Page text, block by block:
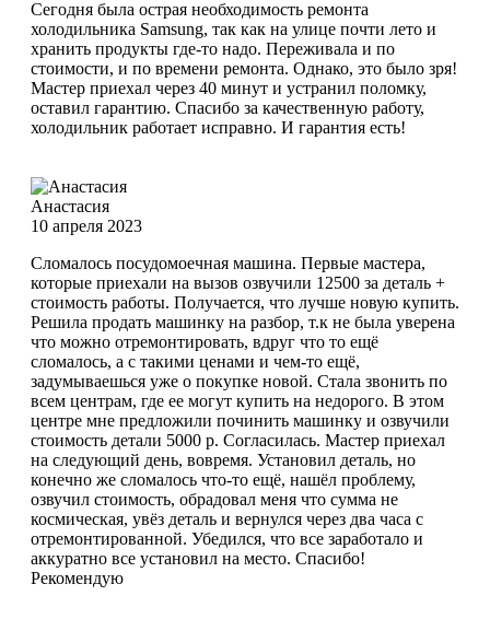
Сегодня была острая необходимость ремонта
холодильника Samsung, так как на улице почти лето и
хранить продукты где-то надо. Переживала и по
стоимости, и по времени ремонта. Однако, это было зря!
Мастер приехал через 40 минут и устранил поломку,
оставил гарантию. Спасибо за качественную работу,
холодильник работает исправно. И гарантия есть!
Анастасия
10 апреля 2023
Сломалось посудомоечная машина. Первые мастера,
которые приехали на вызов озвучили 12500 за деталь +
стоимость работы. Получается, что лучше новую купить.
Решила продать машинку на разбор, т.к не была уверена
что можно отремонтировать, вдруг что то ещё
сломалось, а с такими ценами и чем-то ещё,
задумываешься уже о покупке новой. Стала звонить по
всем центрам, где ее могут купить на недорого. В этом
центре мне предложили починить машинку и озвучили
стоимость детали 5000 р. Согласилась. Мастер приехал
на следующий день, вовремя. Установил деталь, но
конечно же сломалось что-то ещё, нашёл проблему,
озвучил стоимость, обрадовал меня что сумма не
космическая, увёз деталь и вернулся через два часа с
отремонтированной. Убедился, что все заработало и
аккуратно все установил на место. Спасибо!
Рекомендую